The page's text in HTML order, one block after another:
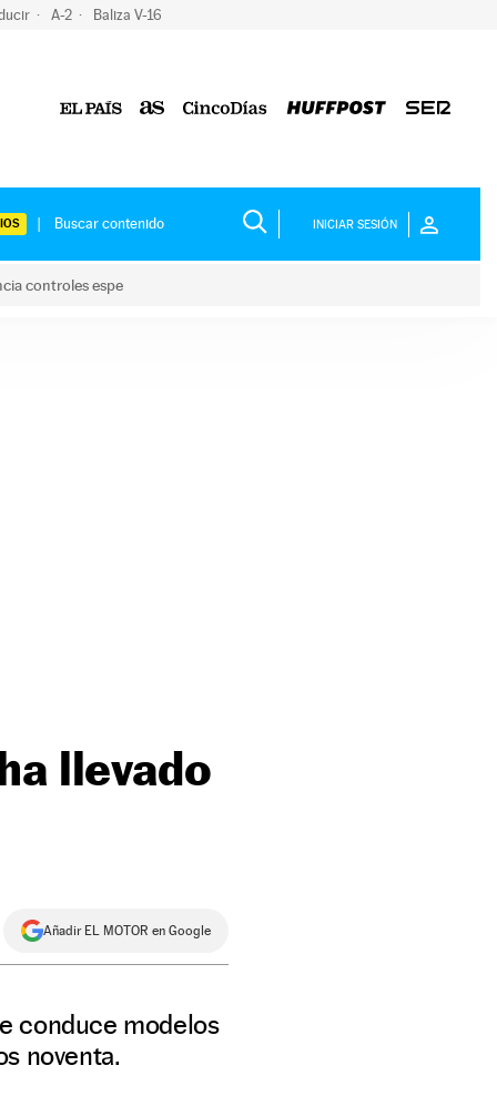
A-2 Baliza V-16
INICIAR SESIÓN
controles espe
llevado
Añadir EL MOTOR en Google
conduce modelos
noventa.